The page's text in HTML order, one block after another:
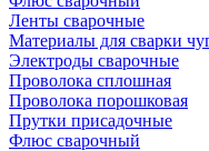
Ленты сварочные
Материалы для сварки
Электроды сварочные
Проволока сплошная
Проволока порошковая
Прутки присадочные
Флюс сварочный